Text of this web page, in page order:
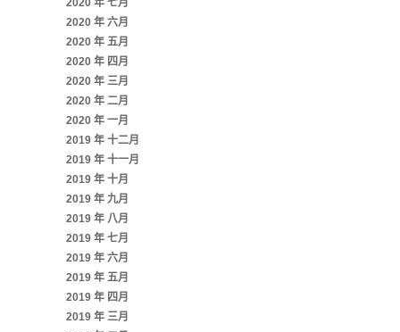
2020 年 七月
2020 年 六月
2020 年 五月
2020 年 四月
2020 年 三月
2020 年 二月
2020 年 一月
2019 年 十二月
2019 年 十一月
2019 年 十月
2019 年 九月
2019 年 八月
2019 年 七月
2019 年 六月
2019 年 五月
2019 年 四月
2019 年 三月